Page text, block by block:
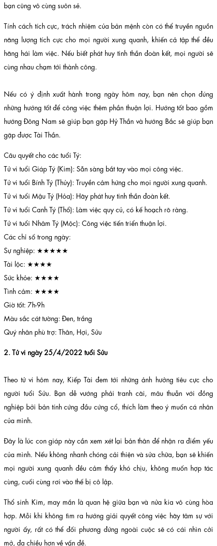
bạn cũng vô cùng suôn sẻ.
Tính cách tích cực, trách nhiệm của bản mệnh còn có thể truyền nguồn
năng lượng tích cực cho mọi người xung quanh, khiến cả tập thể đều
hăng hái làm việc. Nếu biết phát huy tinh thần đoàn kết, mọi người sẽ
cùng nhau chạm tới thành công.
Nếu có ý định xuất hành trong ngày hôm nay, bạn nên chọn đúng
những hướng tốt để công việc thêm phần thuận lợi. Hướng tốt bao gồm
hướng Đông Nam sẽ giúp bạn gặp Hỷ Thần và hướng Bắc sẽ giúp bạn
gặp được Tài Thần.
Câu quyết cho các tuổi Tý:
Tử vi tuổi Giáp Tý (Kim): Sẵn sàng bắt tay vào mọi công việc.
Tử vi tuổi Bính Tý (Thủy): Truyền cảm hứng cho mọi người xung quanh.
Tử vi tuổi Mậu Tý (Hỏa): Hãy phát huy tinh thần đoàn kết.
Tử vi tuổi Canh Tý (Thổ): Làm việc quy củ, có kế hoạch rõ ràng.
Tử vi tuổi Nhâm Tý (Mộc): Công việc tiến triển thuận lợi.
Các chỉ số trong ngày:
Sự nghiệp: ★★★★★
Tài lộc: ★★★★
Sức khỏe: ★★★★
Tình cảm: ★★★★
Giờ tốt: 7h-9h
Màu sắc cát tường: Đen, trắng
Quý nhân phù trợ: Thân, Hợi, Sửu
2. Tử vi ngày 25/4/2022 tuổi Sửu
Theo tử vi hôm nay, Kiếp Tài đem tới những ảnh hưởng tiêu cực cho
người tuổi Sửu. Bạn dễ vướng phải tranh cãi, mâu thuẫn với đồng
nghiệp bởi bản tính cứng đầu cứng cổ, thích làm theo ý muốn cá nhân
của mình.
Đây là lúc con giáp này cần xem xét lại bản thân để nhận ra điểm yếu
của mình. Nếu không nhanh chóng cải thiện và sửa chữa, bạn sẽ khiến
mọi người xung quanh đều cảm thấy khó chịu, không muốn hợp tác
cùng, cuối cùng rơi vào thế bị cô lập.
Thổ sinh Kim, may mắn là quan hệ giữa bạn và nửa kia vô cùng hòa
hợp. Mỗi khi không tìm ra hướng giải quyết công việc hãy tâm sự với
người ấy, rất có thể đối phương đứng ngoài cuộc sẽ có cái nhìn cởi
mở, đa chiều hơn về vấn đề.